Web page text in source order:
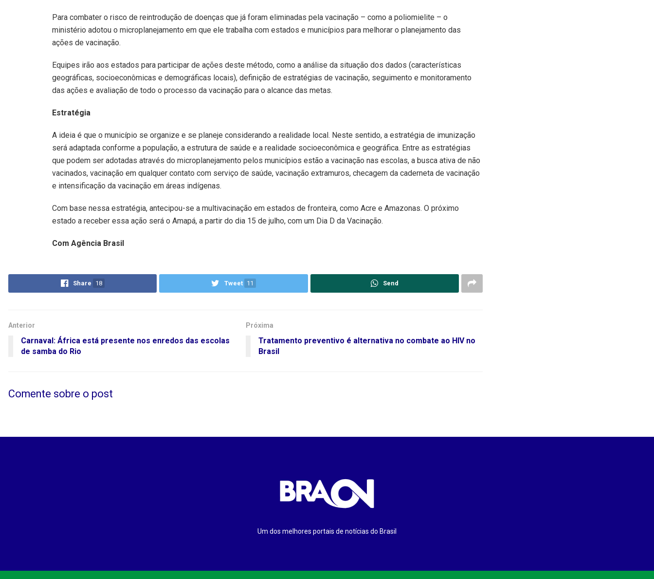
Para combater o risco de reintrodução de doenças que já foram eliminadas pela vacinação – como a poliomielite – o
ministério adotou o microplanejamento em que ele trabalha com estados e municípios para melhorar o planejamento das
ações de vacinação.
Equipes irão aos estados para participar de ações deste método, como a análise da situação dos dados (características
geográficas, socioeconômicas e demográficas locais), definição de estratégias de vacinação, seguimento e monitoramento
das ações e avaliação de todo o processo da vacinação para o alcance das metas.
Estratégia
A ideia é que o município se organize e se planeje considerando a realidade local. Neste sentido, a estratégia de imunização
será adaptada conforme a população, a estrutura de saúde e a realidade socioeconômica e geográfica. Entre as estratégias
que podem ser adotadas através do microplanejamento pelos municípios estão a vacinação nas escolas, a busca ativa de não
vacinados, vacinação em qualquer contato com serviço de saúde, vacinação extramuros, checagem da caderneta de vacinação
e intensificação da vacinação em áreas indígenas.
Com base nessa estratégia, antecipou-se a multivacinação em estados de fronteira, como Acre e Amazonas. O próximo
estado a receber essa ação será o Amapá, a partir do dia 15 de julho, com um Dia D da Vacinação.
Com Agência Brasil
Share 18 Tweet 11 Send
Anterior
Carnaval: África está presente nos enredos das escolas
de samba do Rio
Próxima
Tratamento preventivo é alternativa no combate ao HIV no
Brasil
Comente sobre o post
Um dos melhores portais de notícias do Brasil